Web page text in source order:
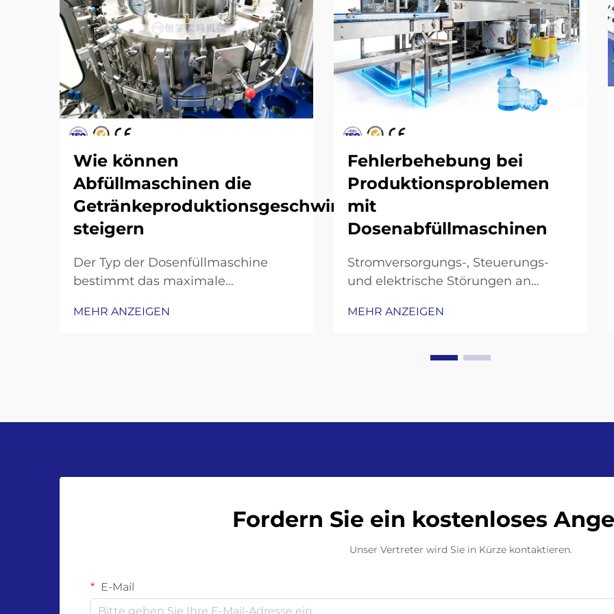
Wie können
Abfüllmaschinen die
Getränkeproduktionsgeschwindigkeit
steigern
Der Typ der Dosenfüllmaschine
bestimmt das maximale
isobare und Kolben-
MEHR ANZEIGEN
Fehlerbehebung bei
Produktionsproblemen
mit
Dosenabfüllmaschinen
Stromversorgungs-, Steuerungs-
und elektrische Störungen an
schaltet nicht ein: Überprüfung der
Sicherungen und Not-Aus-
MEHR ANZEIGEN
Fordern Sie ein kostenloses
Unser Vertreter wird Sie in Kürze kontaktieren.
E-Mail